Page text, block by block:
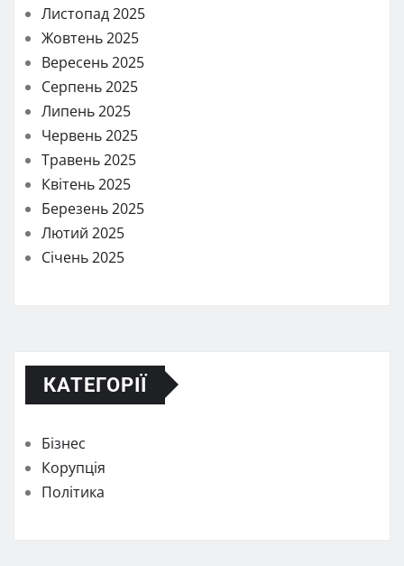
Листопад 2025
Жовтень 2025
Вересень 2025
Серпень 2025
Липень 2025
Червень 2025
Травень 2025
Квітень 2025
Березень 2025
Лютий 2025
Січень 2025
КАТЕГОРІЇ
Бізнес
Корупція
Політика